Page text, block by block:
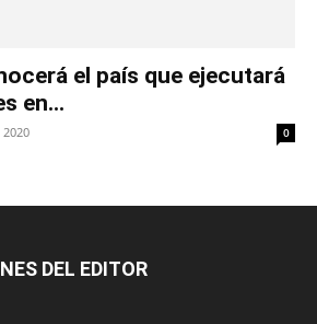
el país que ejecutará
en...
0
DEL EDITOR